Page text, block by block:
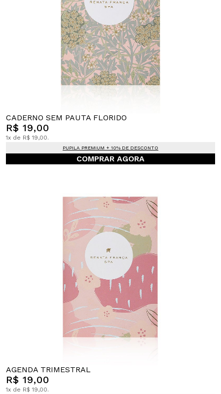
CADERNO SEM PAUTA FLORIDO
R$ 19,00
1x de R$ 19,00.
PUPILA PREMIUM + 10% DE DESCONTO
COMPRAR AGORA
AGENDA TRIMESTRAL
R$ 19,00
1x de R$ 19,00.